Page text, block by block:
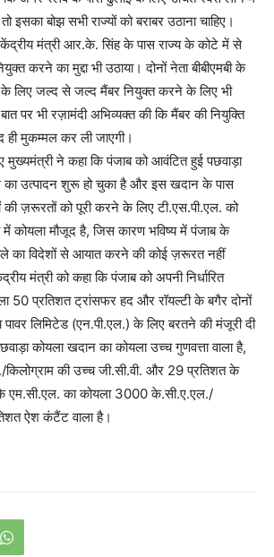
इसका बोझ सभी राज्यों को बराबर उठाना चाहिए।
केंद्रीय मंत्री आर.के. सिंह के पास राज्य के कोटे में से
करने का मुद्दा भी उठाया। दोनों नेता बीबीएमबी के
के लिए जल्द से जल्द मैंबर नियुक्त करने के लिए भी
पर भी रज़ामंदी अभिव्यक्त की कि मैंबर की नियुक्ति
ही मुकम्मल कर ली जाएगी।
ने कहा कि पंजाब को आवंटित हुई पछवाड़ा
उत्पादन शुरू हो चुका है और इस खदान के पास
की ज़रूरतों को पूरी करने के लिए टी.एस.पी.एल. को
में कोयला मौजूद है, जिस कारण भविष्य में पंजाब के
का विदेशों से आयात करने की कोई ज़रूरत नहीं
मंत्री को कहा कि पंजाब को अपनी निर्धारित
50 प्रतिशत ट्रांसफर हद और रॉयल्टी के बगैर दोनों
लिमिटेड (एन.पी.एल.) के लिए बरतने की मंजूरी दी
कोयला खदान का कोयला उच्च गुणवत्ता वाला है,
की उच्च जी.सी.वी. और 29 प्रतिशत के
एम.सी.एल. का कोयला 3000 के.सी.ए.एल./
ऐश कंटैंट वाला है।